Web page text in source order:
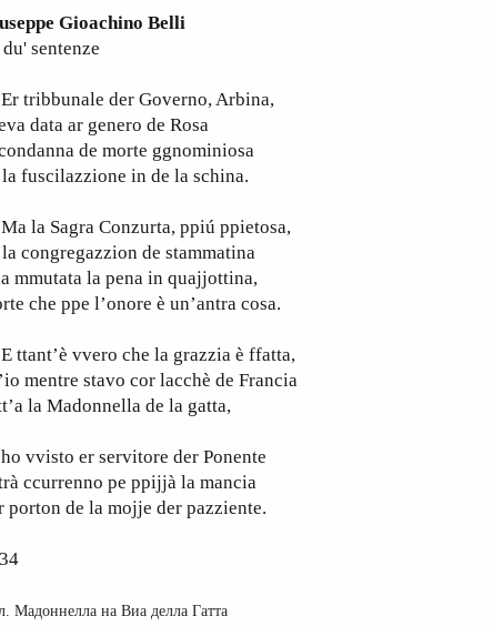
Gioachino Belli
sentenze
tribbunale der Governo, Arbina,
data ar genero de Rosa
de morte ggnominiosa
fuscilazzione in de la schina.
la Sagra Conzurta, ppiú ppietosa,
congregazzion de stammatina
mmutata la pena in quajjottina,
che ppe l’onore è un’antra cosa.
ttant’è vvero che la grazzia è ffatta,
mentre stavo cor lacchè de Francia
la Madonnella de la gatta,
vvisto er servitore der Ponente
ccurrenno pe ppijjà la mancia
porton de la mojje der pazziente.
Мадоннелла на Виа делла Гатта